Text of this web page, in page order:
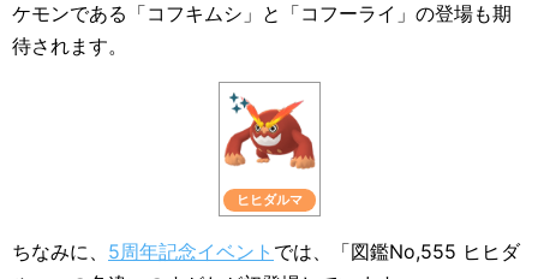
ケモンである「コフキムシ」と「コフーライ」の登場も期
待されます。
ヒヒダルマ
ちなみに、 5周年記念イベント では、「図鑑No,555 ヒヒダ